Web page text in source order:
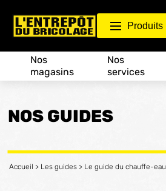
Produits
Nos
magasins
Nos
services
NOS GUIDES
Accueil > Les guides > Le guide du chauffe-eau